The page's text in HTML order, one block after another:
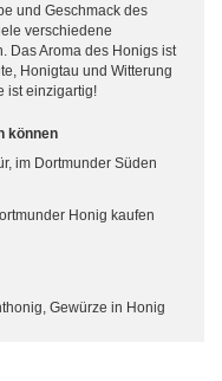
und Geschmack des
verschiedene
Das Aroma des Honigs ist
Honigtau und Witterung
ist einzigartig!
können
im Dortmunder Süden
Honig kaufen
Gewürze in Honig